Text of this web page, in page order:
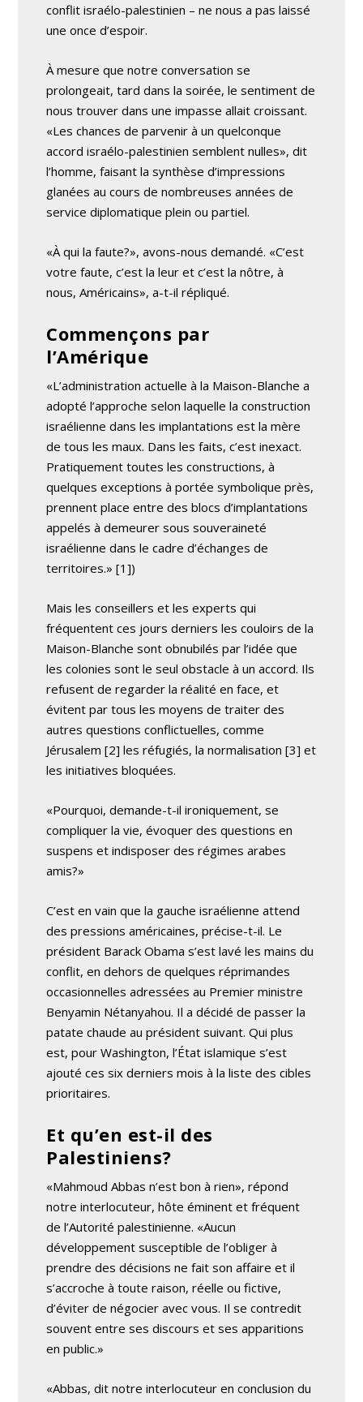
conflit israélo-palestinien – ne nous a pas laissé
une once d’espoir.
À mesure que notre conversation se
prolongeait, tard dans la soirée, le sentiment de
nous trouver dans une impasse allait croissant.
«Les chances de parvenir à un quelconque
accord israélo-palestinien semblent nulles», dit
l’homme, faisant la synthèse d’impressions
glanées au cours de nombreuses années de
service diplomatique plein ou partiel.
«À qui la faute?», avons-nous demandé. «C’est
votre faute, c’est la leur et c’est la nôtre, à
nous, Américains», a-t-il répliqué.
Commençons par
l’Amérique
«L’administration actuelle à la Maison-Blanche a
adopté l’approche selon laquelle la construction
israélienne dans les implantations est la mère
de tous les maux. Dans les faits, c’est inexact.
Pratiquement toutes les constructions, à
quelques exceptions à portée symbolique près,
prennent place entre des blocs d’implantations
appelés à demeurer sous souveraineté
israélienne dans le cadre d’échanges de
territoires.» [1])
Mais les conseillers et les experts qui
fréquentent ces jours derniers les couloirs de la
Maison-Blanche sont obnubilés par l’idée que
les colonies sont le seul obstacle à un accord. Ils
refusent de regarder la réalité en face, et
évitent par tous les moyens de traiter des
autres questions conflictuelles, comme
Jérusalem [2] les réfugiés, la normalisation [3] et
les initiatives bloquées.
«Pourquoi, demande-t-il ironiquement, se
compliquer la vie, évoquer des questions en
suspens et indisposer des régimes arabes
amis?»
C’est en vain que la gauche israélienne attend
des pressions américaines, précise-t-il. Le
président Barack Obama s’est lavé les mains du
conflit, en dehors de quelques réprimandes
occasionnelles adressées au Premier ministre
Benyamin Nétanyahou. Il a décidé de passer la
patate chaude au président suivant. Qui plus
est, pour Washington, l’État islamique s’est
ajouté ces six derniers mois à la liste des cibles
prioritaires.
Et qu’en est-il des
Palestiniens?
«Mahmoud Abbas n’est bon à rien», répond
notre interlocuteur, hôte éminent et fréquent
de l’Autorité palestinienne. «Aucun
développement susceptible de l’obliger à
prendre des décisions ne fait son affaire et il
s’accroche à toute raison, réelle ou fictive,
d’éviter de négocier avec vous. Il se contredit
souvent entre ses discours et ses apparitions
en public.»
«Abbas, dit notre interlocuteur en conclusion du